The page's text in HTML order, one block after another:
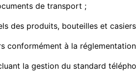
de transport ;
des produits, bouteilles et
conformément à la
la gestion du standard